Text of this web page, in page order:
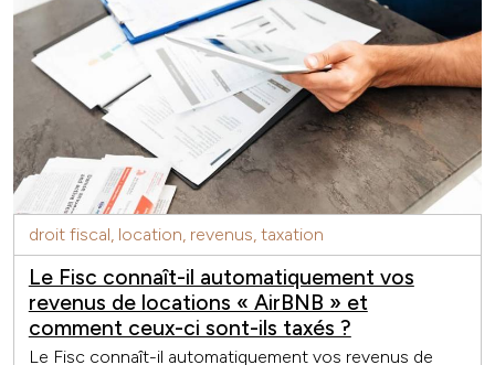
droit fiscal, location, revenus, taxation
Le Fisc connaît-il automatiquement vos
revenus de locations « AirBNB » et
comment ceux-ci sont-ils taxés ?
Le Fisc connaît-il automatiquement vos revenus de